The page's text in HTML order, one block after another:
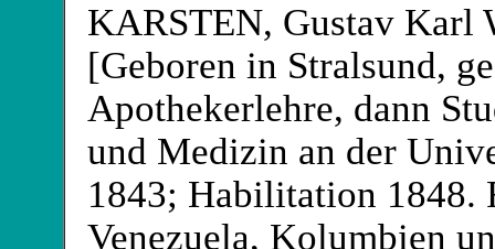
KARSTEN, Gustav Karl
[Geboren in Stralsund,
Apothekerlehre, dann
und Medizin an der
1843; Habilitation 1848.
Venezuela, Kolumbien